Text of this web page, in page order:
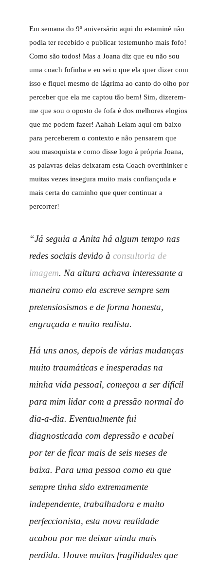
Em semana do 9º aniversário aqui do estaminé não
podia ter recebido e publicar testemunho mais fofo!
Como são todos! Mas a Joana diz que eu não sou
uma coach fofinha e eu sei o que ela quer dizer com
isso e fiquei mesmo de lágrima ao canto do olho por
perceber que ela me captou tão bem! Sim, dizerem-
me que sou o oposto de fofa é dos melhores elogios
que me podem fazer! Aahah Leiam aqui em baixo
para perceberem o contexto e não pensarem que
sou masoquista e como disse logo à própria Joana,
as palavras delas deixaram esta Coach overthinker e
muitas vezes insegura muito mais confiançuda e
mais certa do caminho que quer continuar a
percorrer!
“Já seguia a Anita há algum tempo nas
redes sociais devido à consultoria de
imagem. Na altura achava interessante a
maneira como ela escreve sempre sem
pretensiosismos e de forma honesta,
engraçada e muito realista.
Há uns anos, depois de várias mudanças
muito traumáticas e inesperadas na
minha vida pessoal, começou a ser difícil
para mim lidar com a pressão normal do
dia-a-dia. Eventualmente fui
diagnosticada com depressão e acabei
por ter de ficar mais de seis meses de
baixa. Para uma pessoa como eu que
sempre tinha sido extremamente
independente, trabalhadora e muito
perfeccionista, esta nova realidade
acabou por me deixar ainda mais
perdida. Houve muitas fragilidades que